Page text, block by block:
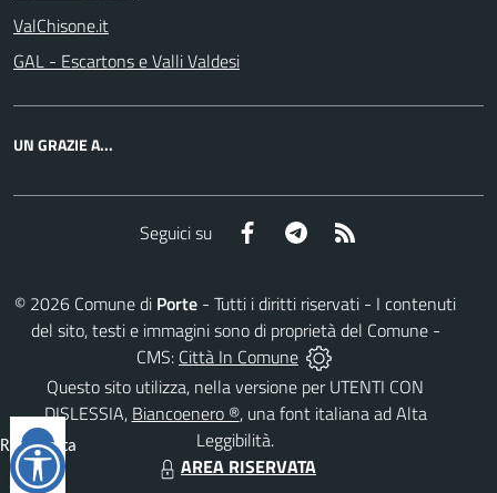
ValChisone.it
GAL - Escartons e Valli Valdesi
UN GRAZIE A...
Seguici su Facebook Telegram
© 2026 Comune di Porte - Tutti i diritti riservati - I contenuti
del sito, testi e immagini sono di proprietà del Comune -
CMS: Città In Comune
Questo sito utilizza, nella versione per UTENTI CON
DISLESSIA, Biancoenero ®, una font italiana ad Alta
Leggibilità.
AREA RISERVATA
Reimposta
tutto